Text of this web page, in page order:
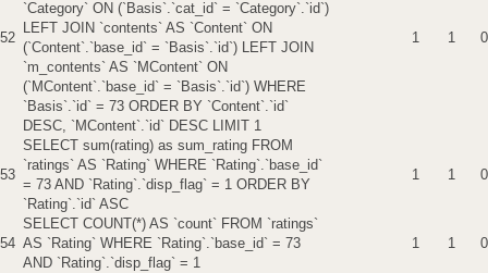
52
`Category` ON (`Basis`.`cat_id` = `Category`.`id`)
LEFT JOIN `contents` AS `Content` ON
(`Content`.`base_id` = `Basis`.`id`) LEFT JOIN
`m_contents` AS `MContent` ON
(`MContent`.`base_id` = `Basis`.`id`) WHERE
`Basis`.`id` = 73 ORDER BY `Content`.`id`
DESC, `MContent`.`id` DESC LIMIT 1
1 1 0
53
SELECT sum(rating) as sum_rating FROM
`ratings` AS `Rating` WHERE `Rating`.`base_id`
= 73 AND `Rating`.`disp_flag` = 1 ORDER BY
`Rating`.`id` ASC
1 1 0
54
SELECT COUNT(*) AS `count` FROM `ratings`
AS `Rating` WHERE `Rating`.`base_id` = 73
AND `Rating`.`disp_flag` = 1
1 1 0